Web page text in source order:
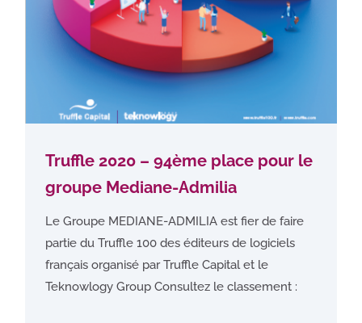
Truffle 2020 – 94ème place pour le
groupe Mediane-Admilia
Le Groupe MEDIANE-ADMILIA est fier de faire
partie du Truffle 100 des éditeurs de logiciels
français organisé par Truffle Capital et le
Teknowlogy Group Consultez le classement :